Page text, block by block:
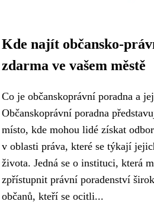
Kde najít občansko-
zdarma ve vašem městě
Co je občanskoprávní poradna a
Občanskoprávní poradna
místo, kde mohou lidé získat
v oblasti práva, které se týkají
života. Jedná se o instituci, která
zpřístupnit právní poradenství
občanů, kteří se ocitli...